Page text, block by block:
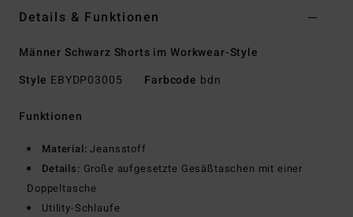
Details & Funktionen
Männer Schwarz Shorts im Workwear-Style
Style EBYDP03005 Farbcode bdn
Funktionen
Material: Jeansstoff
Details: Große aufgesetzte Gesäßtaschen mit einer
Doppeltasche
Utility-Schlaufe